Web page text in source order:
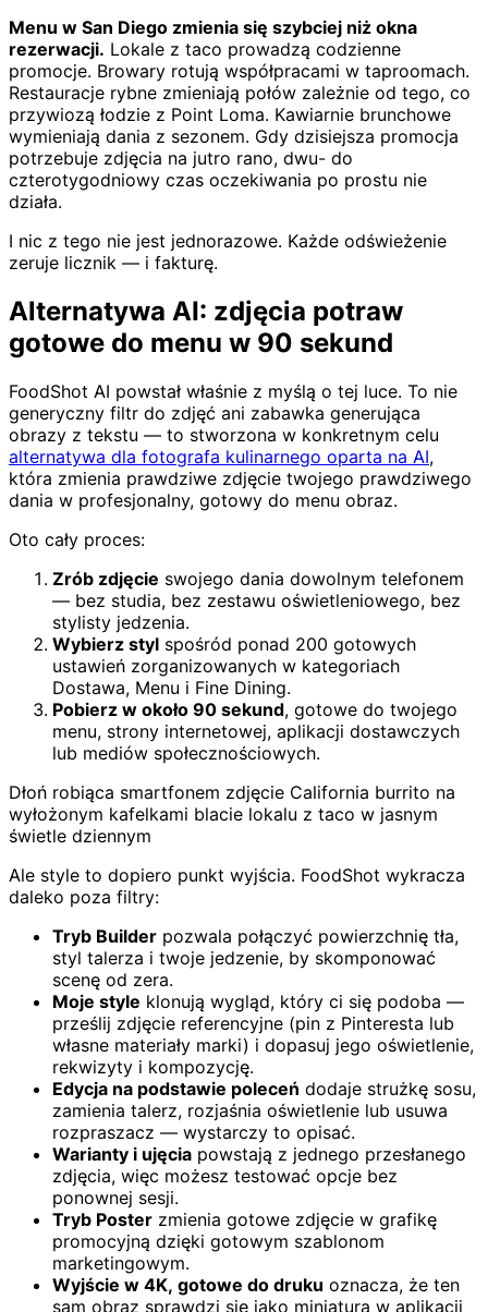
Menu w San Diego zmienia się szybciej niż okna
rezerwacji. Lokale z taco prowadzą codzienne
promocje. Browary rotują współpracami w taproomach.
Restauracje rybne zmieniają połów zależnie od tego, co
przywiozą łodzie z Point Loma. Kawiarnie brunchowe
wymieniają dania z sezonem. Gdy dzisiejsza promocja
potrzebuje zdjęcia na jutro rano, dwu- do
czterotygodniowy czas oczekiwania po prostu nie
działa.
I nic z tego nie jest jednorazowe. Każde odświeżenie
zeruje licznik — i fakturę.
Alternatywa AI: zdjęcia potraw
gotowe do menu w 90 sekund
FoodShot AI powstał właśnie z myślą o tej luce. To nie
generyczny filtr do zdjęć ani zabawka generująca
obrazy z tekstu — to stworzona w konkretnym celu
alternatywa dla fotografa kulinarnego oparta na AI,
która zmienia prawdziwe zdjęcie twojego prawdziwego
dania w profesjonalny, gotowy do menu obraz.
Oto cały proces:
Zrób zdjęcie swojego dania dowolnym telefonem
— bez studia, bez zestawu oświetleniowego, bez
stylisty jedzenia.
Wybierz styl spośród ponad 200 gotowych
ustawień zorganizowanych w kategoriach
Dostawa, Menu i Fine Dining.
Pobierz w około 90 sekund, gotowe do twojego
menu, strony internetowej, aplikacji dostawczych
lub mediów społecznościowych.
Dłoń robiąca smartfonem zdjęcie California burrito na
wyłożonym kafelkami blacie lokalu z taco w jasnym
świetle dziennym
Ale style to dopiero punkt wyjścia. FoodShot wykracza
daleko poza filtry:
Tryb Builder pozwala połączyć powierzchnię tła,
styl talerza i twoje jedzenie, by skomponować
scenę od zera.
Moje style klonują wygląd, który ci się podoba —
prześlij zdjęcie referencyjne (pin z Pinteresta lub
własne materiały marki) i dopasuj jego oświetlenie,
rekwizyty i kompozycję.
Edycja na podstawie poleceń dodaje strużkę sosu,
zamienia talerz, rozjaśnia oświetlenie lub usuwa
rozpraszacz — wystarczy to opisać.
Warianty i ujęcia powstają z jednego przesłanego
zdjęcia, więc możesz testować opcje bez
ponownej sesji.
Tryb Poster zmienia gotowe zdjęcie w grafikę
promocyjną dzięki gotowym szablonom
marketingowym.
Wyjście w 4K, gotowe do druku oznacza, że ten
sam obraz sprawdzi się jako miniatura w aplikacji